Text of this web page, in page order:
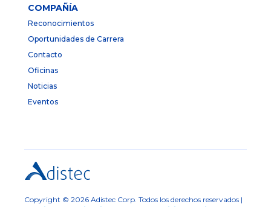
COMPAÑÍA
Reconocimientos
Oportunidades de Carrera
Contacto
Oficinas
Noticias
Eventos
Copyright © 2026 Adistec Corp. Todos los derechos reservados |